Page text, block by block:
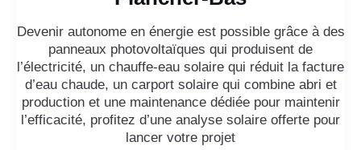
Devenir autonome en énergie est possible grâce à des
panneaux photovoltaïques qui produisent de
l’électricité, un chauffe-eau solaire qui réduit la facture
d’eau chaude, un carport solaire qui combine abri et
production et une maintenance dédiée pour maintenir
l’efficacité, profitez d’une analyse solaire offerte pour
lancer votre projet